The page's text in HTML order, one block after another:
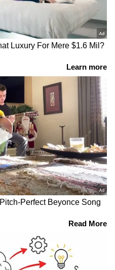
Malayalam